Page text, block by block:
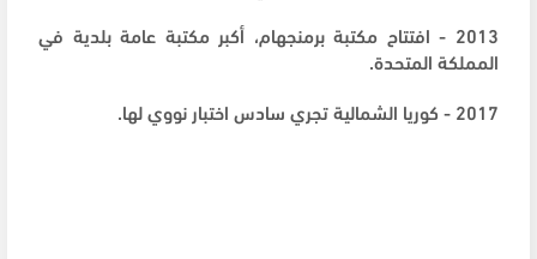
2013 - افتتاح مكتبة برمنجهام، أكبر مكتبة عامة بلدية في
المملكة المتحدة.
2017 - كوريا الشمالية تجري سادس اختبار نووي لها.